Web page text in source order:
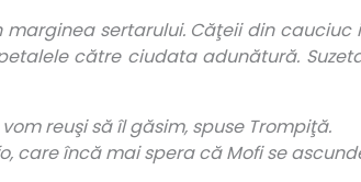
sertarului. Căţeii din
către ciudata adunătură.
reuşi să îl găsim, spuse Trompiţă.
care încă mai spera că Mofi se